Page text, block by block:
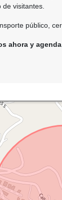
visitantes.
público,
ahora y